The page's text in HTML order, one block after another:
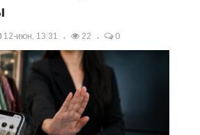
12-июн, 13:31 22 0